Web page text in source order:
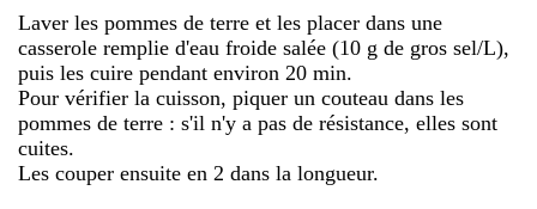
Laver les pommes de terre et les placer dans une
casserole remplie d'eau froide salée (10 g de gros sel/L),
puis les cuire pendant environ 20 min.
Pour vérifier la cuisson, piquer un couteau dans les
pommes de terre : s'il n'y a pas de résistance, elles sont
cuites.
Les couper ensuite en 2 dans la longueur.